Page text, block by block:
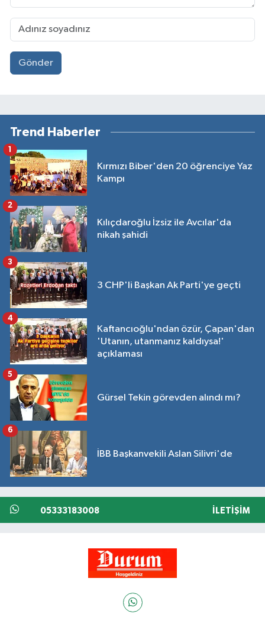
Gönder
Trend Haberler
Kırmızı Biber'den 20 öğrenciye Yaz
Kampı
1
Kılıçdaroğlu İzsiz ile Avcılar'da
nikah şahidi
2
3 CHP'li Başkan Ak Parti'ye geçti
3
Kaftancıoğlu'ndan özür, Çapan'dan
'Utanın, utanmanız kaldıysa!'
açıklaması
4
Gürsel Tekin görevden alındı mı?
5
İBB Başkanvekili Aslan Silivri'de
6
05333183008 İLETIŞIM